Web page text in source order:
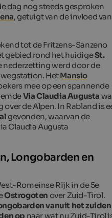
dag nog steeds gesproken
, getuigt van de invloed van
tot de Fritzens-Sanzeno
gebied rond het huidigeSt.
nederzetting werd door de
HetMansio
mee op een spannende
Via Claudia Augusta
over de Alpen. In Rabland is
gevonden, waarvan de
Claudia Augusta
Longobarden en
Romeinse Rijk in de 5e
Ostrogoten over Zuid-Tirol.
vanuit het zuiden
op naar wat nu Zuid-Tirol